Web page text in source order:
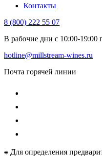
Контакты
8 (800) 222 55 07
В рабочие дни с 10:00-
hotline@millstream-wines.ru
Почта горячей линии
⁕ Для определения